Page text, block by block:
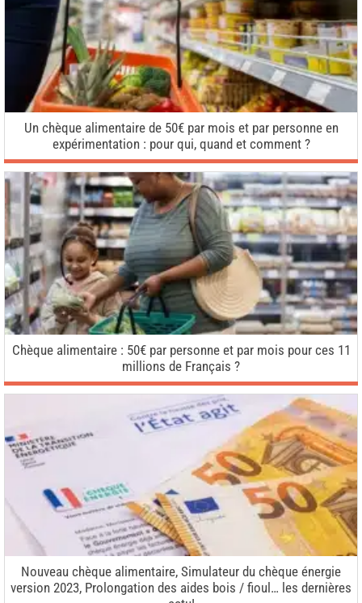
Un chèque alimentaire de 50€ par mois et par personne en
expérimentation : pour qui, quand et comment ?
Chèque alimentaire : 50€ par personne et par mois pour ces 11
millions de Français ?
Nouveau chèque alimentaire, Simulateur du chèque énergie
version 2023, Prolongation des aides bois / fioul… les dernières